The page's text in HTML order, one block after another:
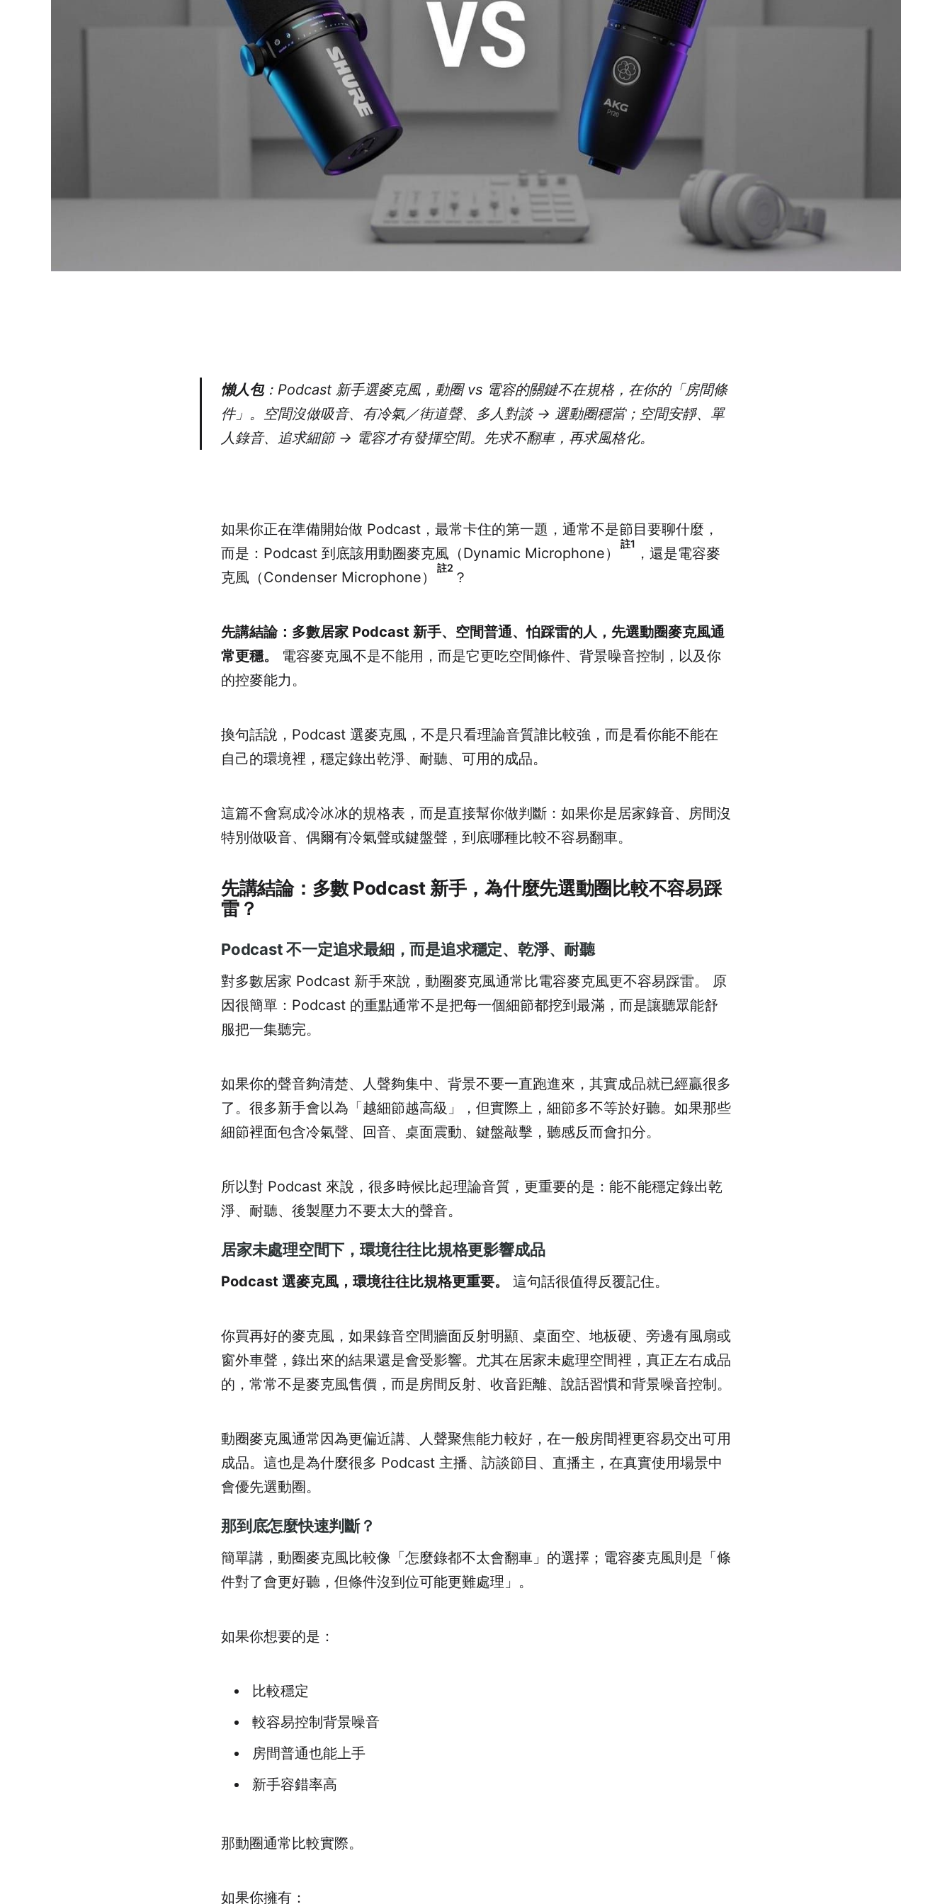
懶人包：Podcast 新手選麥克風，動圈 vs 電容的關鍵不在規格，在你的「房間條
件」。空間沒做吸音、有冷氣／街道聲、多人對談 → 選動圈穩當；空間安靜、單
人錄音、追求細節 → 電容才有發揮空間。先求不翻車，再求風格化。
如果你正在準備開始做 Podcast，最常卡住的第一題，通常不是節目要聊什麼，
而是：Podcast 到底該用動圈麥克風（Dynamic Microphone）
註1
，還是電容麥
克風（Condenser Microphone）
註2
？
先講結論：多數居家 Podcast 新手、空間普通、怕踩雷的人，先選動圈麥克風通
常更穩。
電容麥克風不是不能用，而是它更吃空間條件、背景噪音控制，以及你
的控麥能力。
換句話說，Podcast 選麥克風，不是只看理論音質誰比較強，而是看你能不能在
自己的環境裡，穩定錄出乾淨、耐聽、可用的成品。
這篇不會寫成冷冰冰的規格表，而是直接幫你做判斷：如果你是居家錄音、房間沒
特別做吸音、偶爾有冷氣聲或鍵盤聲，到底哪種比較不容易翻車。
先講結論：多數 Podcast 新手，為什麼先選動圈比較不容易踩
雷？
Podcast 不一定追求最細，而是追求穩定、乾淨、耐聽
對多數居家 Podcast 新手來說，動圈麥克風通常比電容麥克風更不容易踩雷。 原
因很簡單：Podcast 的重點通常不是把每一個細節都挖到最滿，而是讓聽眾能舒
服把一集聽完。
如果你的聲音夠清楚、人聲夠集中、背景不要一直跑進來，其實成品就已經贏很多
了。很多新手會以為「越細節越高級」，但實際上，細節多不等於好聽。如果那些
細節裡面包含冷氣聲、回音、桌面震動、鍵盤敲擊，聽感反而會扣分。
所以對 Podcast 來說，很多時候比起理論音質，更重要的是：能不能穩定錄出乾
淨、耐聽、後製壓力不要太大的聲音。
居家未處理空間下，環境往往比規格更影響成品
Podcast 選麥克風，環境往往比規格更重要。 這句話很值得反覆記住。
你買再好的麥克風，如果錄音空間牆面反射明顯、桌面空、地板硬、旁邊有風扇或
窗外車聲，錄出來的結果還是會受影響。尤其在居家未處理空間裡，真正左右成品
的，常常不是麥克風售價，而是房間反射、收音距離、說話習慣和背景噪音控制。
動圈麥克風通常因為更偏近講、人聲聚焦能力較好，在一般房間裡更容易交出可用
成品。這也是為什麼很多 Podcast 主播、訪談節目、直播主，在真實使用場景中
會優先選動圈。
那到底怎麼快速判斷？
簡單講，動圈麥克風比較像「怎麼錄都不太會翻車」的選擇；電容麥克風則是「條
件對了會更好聽，但條件沒到位可能更難處理」。
如果你想要的是：
比較穩定
較容易控制背景噪音
房間普通也能上手
新手容錯率高
那動圈通常比較實際。
如果你擁有：